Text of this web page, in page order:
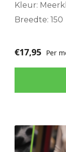
Kleur:
Breedte: 150
€17,95 Per